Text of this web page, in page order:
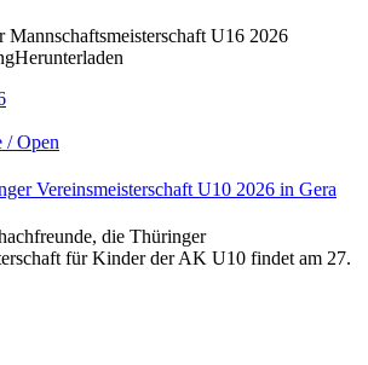
Mannschaftsmeisterschaft U16 2026
/ Open
Vereinsmeisterschaft U10 2026 in Gera
die Thüringer
für Kinder der AK U10 findet am 27.